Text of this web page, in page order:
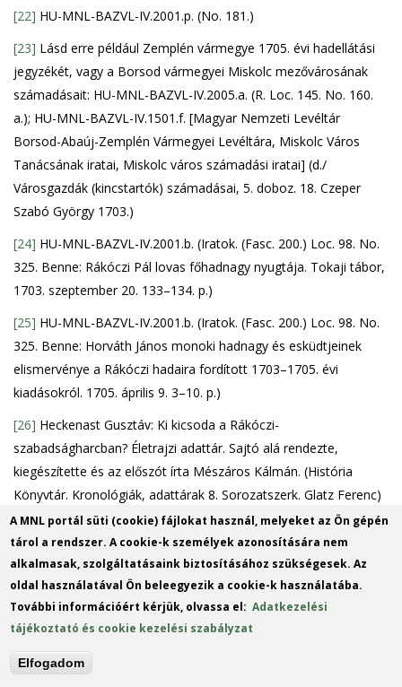
[22] HU-MNL-BAZVL-IV.2001.p. (No. 181.)
[23] Lásd erre például Zemplén vármegye 1705. évi hadellátási
jegyzékét, vagy a Borsod vármegyei Miskolc mezővárosának
számadásait: HU-MNL-BAZVL-IV.2005.a. (R. Loc. 145. No. 160.
a.); HU-MNL-BAZVL-IV.1501.f. [Magyar Nemzeti Levéltár
Borsod-Abaúj-Zemplén Vármegyei Levéltára, Miskolc Város
Tanácsának iratai, Miskolc város számadási iratai] (d./
Városgazdák (kincstartók) számadásai, 5. doboz. 18. Czeper
Szabó György 1703.)
[24] HU-MNL-BAZVL-IV.2001.b. (Iratok. (Fasc. 200.) Loc. 98. No.
325. Benne: Rákóczi Pál lovas főhadnagy nyugtája. Tokaji tábor,
1703. szeptember 20. 133–134. p.)
[25] HU-MNL-BAZVL-IV.2001.b. (Iratok. (Fasc. 200.) Loc. 98. No.
325. Benne: Horváth János monoki hadnagy és esküdtjeinek
elismervénye a Rákóczi hadaira fordított 1703–1705. évi
kiadásokról. 1705. április 9. 3–10. p.)
[26] Heckenast Gusztáv: Ki kicsoda a Rákóczi-
szabadságharcban? Életrajzi adattár. Sajtó alá rendezte,
kiegészítette és az előszót írta Mészáros Kálmán. (História
Könyvtár. Kronológiák, adattárak 8. Sorozatszerk. Glatz Ferenc)
Bp., 2005. 380–381.; Oláh 2024b, 388.
[27]A Rákóczi-család a Sárospataki Református Kollégiumban
őrzött dokumentumok tükrében. Szerk. Dienes Dénes. (Acta
Patakina XIV. Redigit Dionysios Dienes) Sárospatak, 2003. 232–
233.
[28]1705-ben nem írták össze Mádon sem a mezei hadakban
katonáskodó nemesként, sem a vármegyével felkelt
A MNL portál süti (cookie) fájlokat használ, melyeket az Ön gépén
tárol a rendszer. A cookie-k személyek azonosítására nem
alkalmasak, szolgáltatásaink biztosításához szükségesek. Az
oldal használatával Ön beleegyezik a cookie-k használatába.
További információért kérjük, olvassa el:Adatkezelési
tájékoztató és cookie kezelési szabályzat
Elfogadom